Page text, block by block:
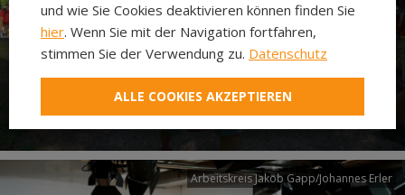
Neuer Pilgerweg Via
Laudato si’
Arbeitskreis Jakob Gapp/Johannes Erler
und wie Sie Cookies deaktivieren können finden Sie
hier. Wenn Sie mit der Navigation fortfahren,
stimmen Sie der Verwendung zu. Datenschutz
ALLE COOKIES AKZEPTIEREN